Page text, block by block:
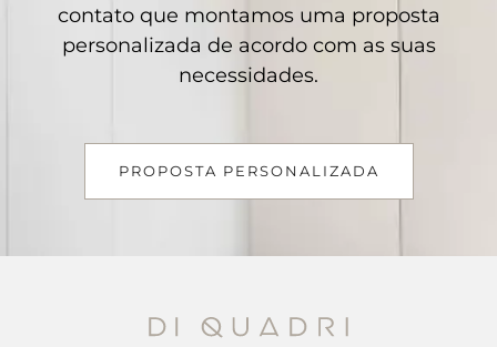
contato que montamos uma proposta
personalizada de acordo com as suas
necessidades.
PROPOSTA PERSONALIZADA